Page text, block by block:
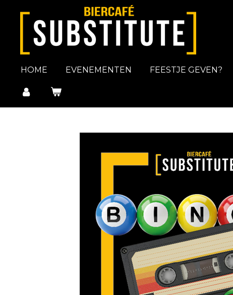
hoofdinhoud
HOME EVENEMENTEN FEESTJE GEVEN?